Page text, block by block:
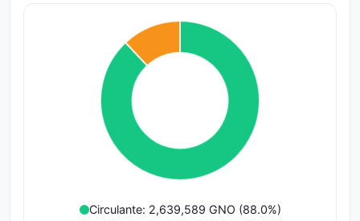
Circulante: 2,639,589 GNO (88.0%)